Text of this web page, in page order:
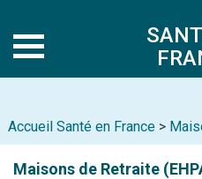
Accueil Santé en France >
Maisons de Retraite